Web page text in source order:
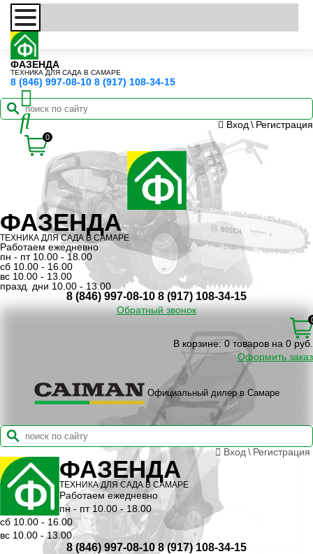
ФАЗЕНДА
ТЕХНИКА ДЛЯ САДА В САМАРЕ
8 (846) 997-08-10 8 (917) 108-34-15
0
Вход \ Регистрация
ФАЗЕНДА
ТЕХНИКА ДЛЯ САДА В САМАРЕ
Работаем ежедневно
пн - пт 10.00 - 18.00
сб 10.00 - 16.00
вс 10.00 - 13.00
празд. дни 10.00 - 13.00
8 (846) 997-08-10 8 (917) 108-34-15
Обратный звонок
В корзине: 0 товаров на 0 руб.
Оформить заказ
Официальный дилер в Самаре
Вход \ Регистрация
ФАЗЕНДА
ТЕХНИКА ДЛЯ САДА В САМАРЕ
Работаем ежедневно
пн - пт 10.00 - 18.00
сб 10.00 - 16.00
вс 10.00 - 13.00
8 (846) 997-08-10 8 (917) 108-34-15